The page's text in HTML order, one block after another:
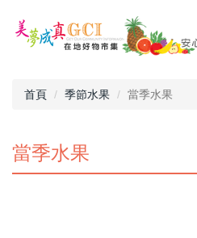
首頁 季節水果 當季水果
當季水果